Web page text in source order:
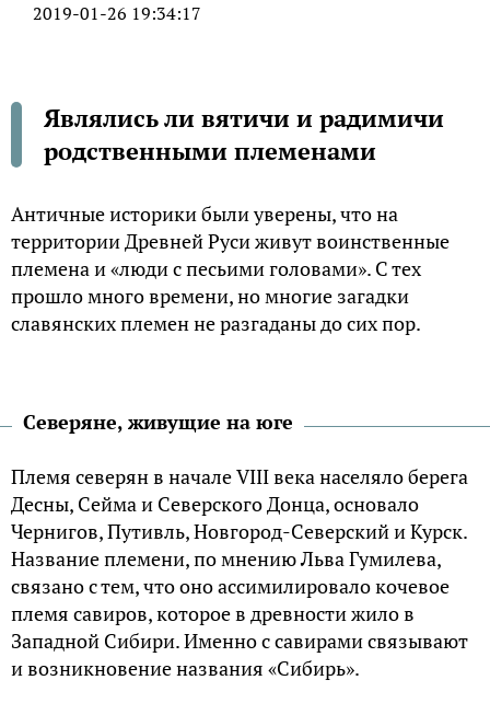
2019-01-26 19:34:17
Являлись ли вятичи и радимичи
родственными племенами
Античные историки были уверены, что на
территории Древней Руси живут воинственные
племена и «люди с песьими головами». С тех
прошло много времени, но многие загадки
славянских племен не разгаданы до сих пор.
Северяне, живущие на юге
Племя северян в начале VIII века населяло берега
Десны, Сейма и Северского Донца, основало
Чернигов, Путивль, Новгород-Северский и Курск.
Название племени, по мнению Льва Гумилева,
связано с тем, что оно ассимилировало кочевое
племя савиров, которое в древности жило в
Западной Сибири. Именно с савирами связывают
и возникновение названия «Сибирь».